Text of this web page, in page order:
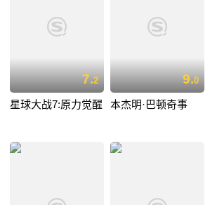
7.2
星球大战7:原力觉醒
9.0
本杰明·巴顿奇事